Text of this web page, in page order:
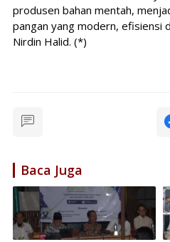
produsen bahan mentah,
pangan yang modern, efisiensi
Nirdin Halid. (*)
Baca Juga